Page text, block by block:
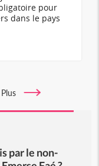
pour
dans le pays
Plus
par le non-